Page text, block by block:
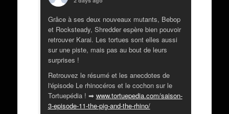
Grâce à ses deux nouveaux mutants, Bebop
et Rocksteady, Shredder espère bien pouvoir
retrouver Karai. Les tortues sont elles aussi
sur une piste, mais pas au bout de leurs
surprises !
Retrouvez le résumé et les anecdotes de
l'épisode Le rhinocéros et le cochon sur le
Tortuepédia ! ➡ www.tortuepedia.com/saison-
3-episode-11-the-pig-and-the-rhino/